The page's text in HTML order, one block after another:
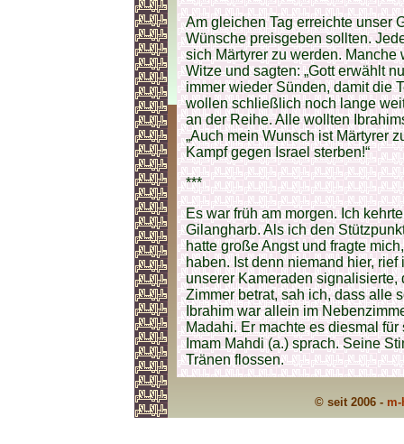
Am gleichen Tag erreichte unser
Wünsche preisgeben sollten.
sich Märtyrer zu werden.
Witze und sagten: „Gott erwählt
immer wieder Sünden, damit die
wollen schließlich noch lange
an der Reihe. Alle wollten
„Auch mein Wunsch ist Märtyrer
Kampf gegen Israel sterben!“
***
Es war früh am morgen. Ich
Gilangharb. Als ich den
hatte große Angst und fragte
haben. Ist denn niemand hier,
unserer Kameraden
Zimmer betrat, sah ich, dass alle
Ibrahim war allein im
Madahi. Er machte es diesmal
Imam Mahdi (a.) sprach. Seine
Tränen flossen.
© seit 2006 -